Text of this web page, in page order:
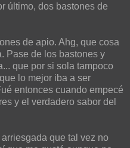
último, dos bastones de
de apio. Ahg, que cosa
Pase de los bastones y
que por si sola tampoco
lo mejor iba a ser
entonces cuando empecé
y el verdadero sabor del
que tal vez no